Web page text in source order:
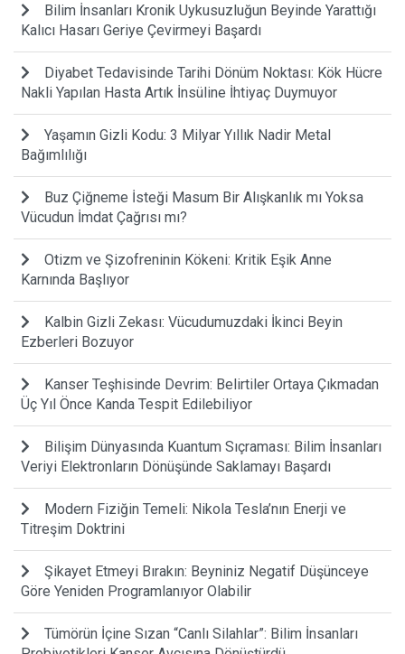
Bilim İnsanları Kronik Uykusuzluğun Beyinde Yarattığı
Kalıcı Hasarı Geriye Çevirmeyi Başardı
Diyabet Tedavisinde Tarihi Dönüm Noktası: Kök Hücre
Nakli Yapılan Hasta Artık İnsüline İhtiyaç Duymuyor
Yaşamın Gizli Kodu: 3 Milyar Yıllık Nadir Metal
Bağımlılığı
Buz Çiğneme İsteği Masum Bir Alışkanlık mı Yoksa
Vücudun İmdat Çağrısı mı?
Otizm ve Şizofreninin Kökeni: Kritik Eşik Anne
Karnında Başlıyor
Kalbin Gizli Zekası: Vücudumuzdaki İkinci Beyin
Ezberleri Bozuyor
Kanser Teşhisinde Devrim: Belirtiler Ortaya Çıkmadan
Üç Yıl Önce Kanda Tespit Edilebiliyor
Bilişim Dünyasında Kuantum Sıçraması: Bilim İnsanları
Veriyi Elektronların Dönüşünde Saklamayı Başardı
Modern Fiziğin Temeli: Nikola Tesla’nın Enerji ve
Titreşim Doktrini
Şikayet Etmeyi Bırakın: Beyniniz Negatif Düşünceye
Göre Yeniden Programlanıyor Olabilir
Tümörün İçine Sızan “Canlı Silahlar”: Bilim İnsanları